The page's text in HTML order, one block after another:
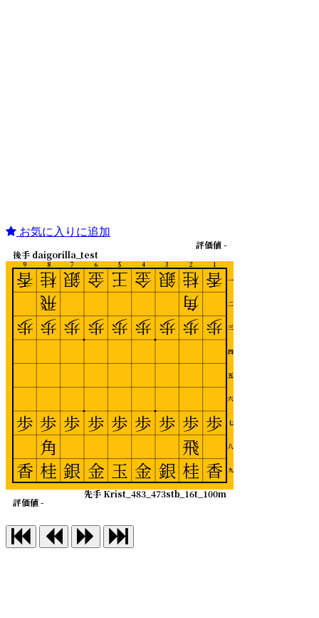
お気に入りに追加
1
2
3
4
5
6
7
8
9
一
二
三
四
五
六
七
八
九
先手 Krist_483_473stb_16t_100m
後手 daigorilla_test
評価値 -
評価値 -
香
歩
歩
香
桂
角
歩
歩
飛
桂
銀
歩
歩
銀
金
歩
歩
金
王
歩
歩
玉
金
歩
歩
金
銀
歩
歩
銀
桂
飛
歩
歩
角
桂
香
歩
歩
香